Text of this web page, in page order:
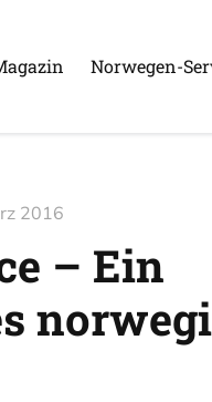
Norwegen-
2016
– Ein